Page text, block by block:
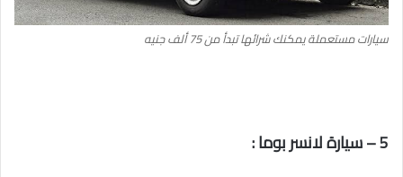
سيارات مستعملة يمكنك شرائها تبدأ من 75 ألف جنيه
5 – سيارة لانسر بوما :